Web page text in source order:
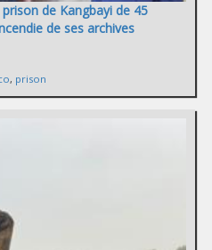
de Kangbayi de 45
de ses archives
, prison